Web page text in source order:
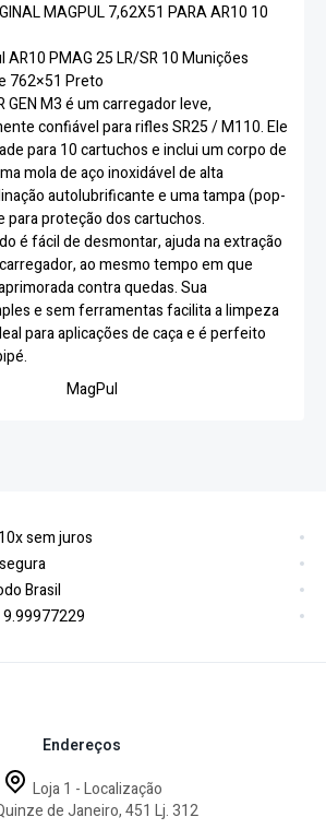
MAGPUL 7,62X51 PARA AR10 10
AR10 PMAG 25 LR/SR 10 Munições
762×51 Preto
GEN M3 é um carregador leve,
confiável para rifles SR25 / M110. Ele
para 10 cartuchos e inclui um corpo de
mola de aço inoxidável de alta
autolubrificante e uma tampa (pop-
para proteção dos cartuchos.
é fácil de desmontar, ajuda na extração
ao mesmo tempo em que
contra quedas. Sua
e sem ferramentas facilita a limpeza
para aplicações de caça e é perfeito
MagPul
REGISTRO DA ARMA DENTRO DA
NÃO SERÁ VENDIDO A
TENHAM OS DOCUMENTOS
sem juros
Brasil
Endereços
Loja 1 - Localização
de Janeiro, 451 Lj. 312